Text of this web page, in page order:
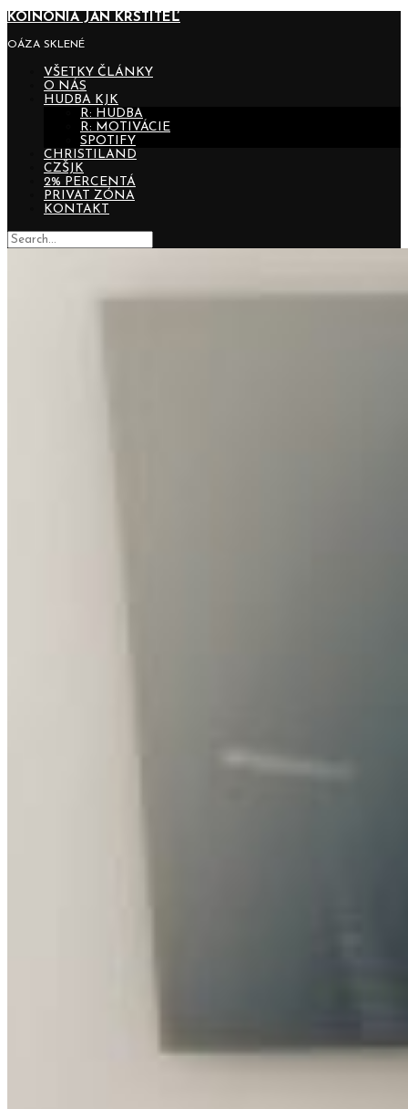
KOINONIA JÁN KRSTITEĽ
OÁZA SKLENÉ
VŠETKY ČLÁNKY
O NÁS
HUDBA KJK
R: HUDBA
R: MOTIVÁCIE
SPOTIFY
CHRISTILAND
CZŠJK
2% PERCENTÁ
PRIVAT ZÓNA
KONTAKT